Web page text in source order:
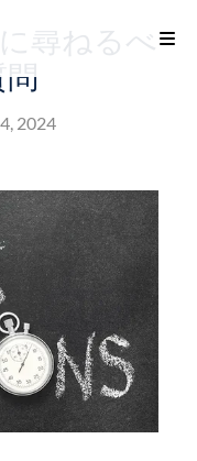
尋ねるべ
2024